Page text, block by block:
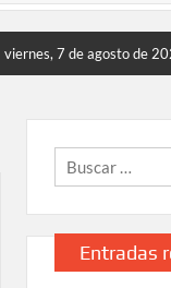
viernes, 7 de agosto de
Entradas